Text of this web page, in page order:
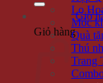
Giỏ
Giỏ hàng
Lọ
Móc
Quà
Thú
Trang